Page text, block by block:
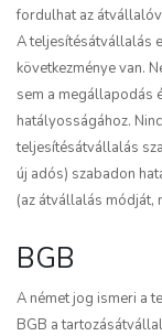
fordulhat az
A teljesítésátvállalás
következménye van.
sem a megállapodás
hatályosságához.
teljesítésátvállalás
új adós) szabadon
(az átvállalás módját,
BGB
A német jog ismeri a
BGB a